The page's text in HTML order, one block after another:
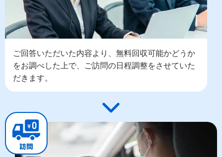
ご回答いただいた内容より、無料回収可能かどうか
をお調べした上で、ご訪問の日程調整をさせていた
だきます。